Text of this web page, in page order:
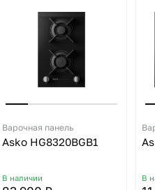
Варочная панель
Asko HG8320BGB1
В наличии В